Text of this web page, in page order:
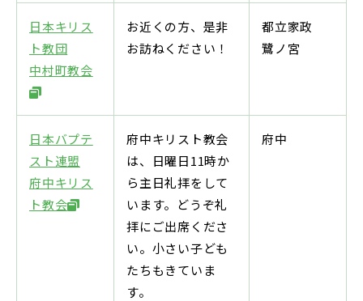
日本キリス
ト教団
中村町教会
お近くの方、是非
お訪ねください！
都立家政
鷺ノ宮
日本バプテ
スト連盟
府中キリス
ト教会
府中キリスト教会
は、日曜日11時か
ら主日礼拝をして
います。どうぞ礼
拝にご出席くださ
い。小さい子ども
たちもきていま
す。
府中